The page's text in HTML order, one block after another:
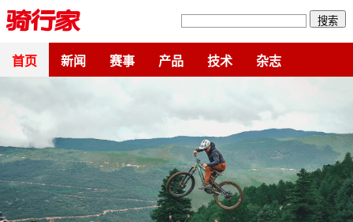
搜索
首页 新闻 赛事 产品 技术 杂志